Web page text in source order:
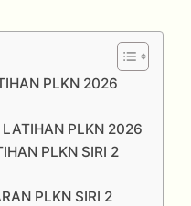
PLKN 2026
PLKN 2026
PLKN SIRI 2
PLKN SIRI 2